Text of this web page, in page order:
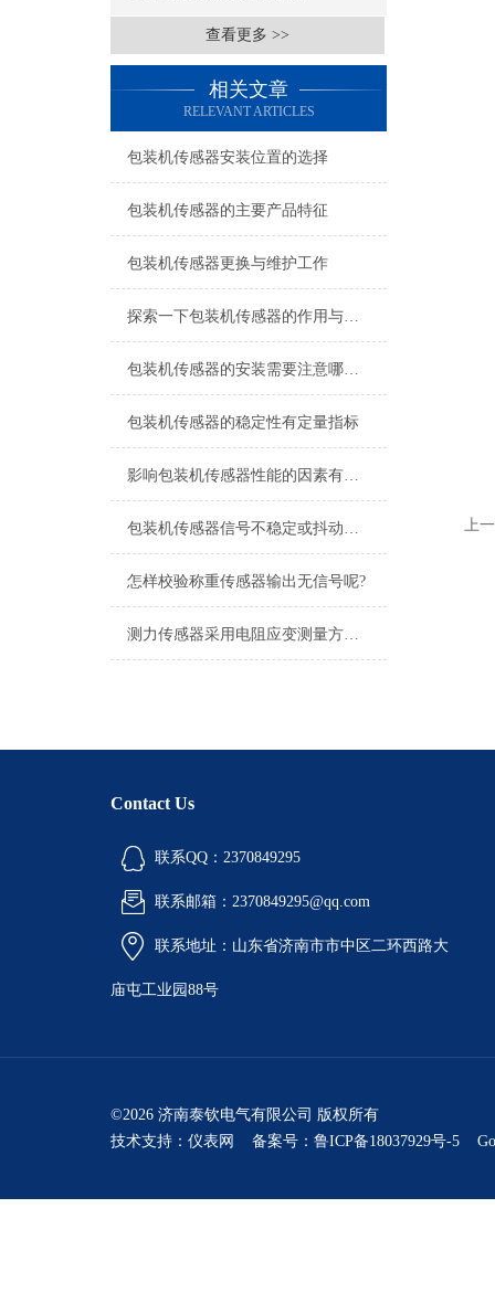
查看更多 >>
相关文章
RELEVANT ARTICLES
包装机传感器安装位置的选择
包装机传感器的主要产品特征
包装机传感器更换与维护工作
探索一下包装机传感器的作用与原理
包装机传感器的安装需要注意哪些问题？
包装机传感器的稳定性有定量指标
影响包装机传感器性能的因素有哪些？
包装机传感器信号不稳定或抖动的处理方法
怎样校验称重传感器输出无信号呢?
测力传感器采用电阻应变测量方法感应张力的变化
上
Contact Us
联系QQ：2370849295
联系邮箱：2370849295@qq.com
联系地址：山东省济南市市中区二环西路大
庙屯工业园88号
©2026 济南泰钦电气有限公司 版权所有
技术支持： 仪表网 备案号：鲁ICP备18037929号-5